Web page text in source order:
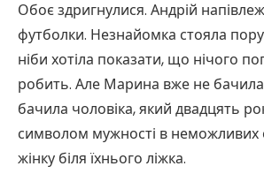
Обоє здригнулися. Андрій
футболки. Незнайомка стояла
ніби хотіла показати, що нічого
робить. Але Марина вже не
бачила чоловіка, який двадцять
символом мужності в неможливих
жінку біля їхнього ліжка.